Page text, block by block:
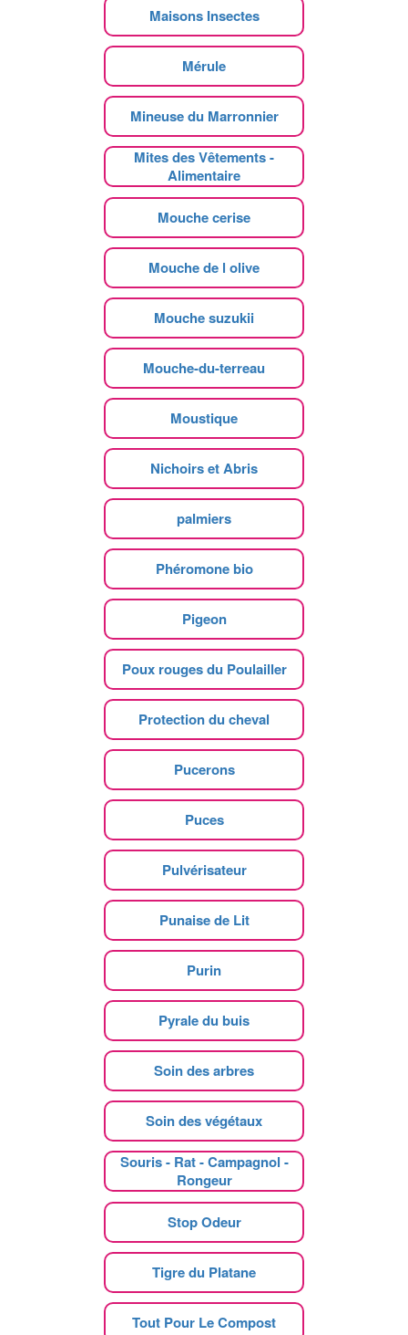
Maisons Insectes
Mérule
Mineuse du Marronnier
Mites des Vêtements -
Alimentaire
Mouche cerise
Mouche de l olive
Mouche suzukii
Mouche-du-terreau
Moustique
Nichoirs et Abris
palmiers
Phéromone bio
Pigeon
Poux rouges du Poulailler
Protection du cheval
Pucerons
Puces
Pulvérisateur
Punaise de Lit
Purin
Pyrale du buis
Soin des arbres
Soin des végétaux
Souris - Rat - Campagnol -
Rongeur
Stop Odeur
Tigre du Platane
Tout Pour Le Compost